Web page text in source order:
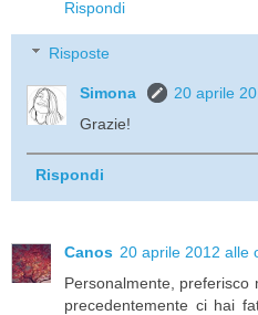
Rispondi
Risposte
Simona
20 aprile
Grazie!
Rispondi
Canos 20 aprile 2012 alle
Personalmente,
precedentemente ci hai